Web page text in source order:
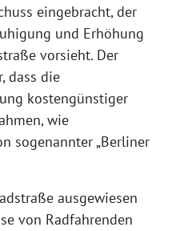
eingebracht, der
und Erhöhung
vorsieht. Der
dass die
kostengünstiger
wie
sogenannter „Berliner
ausgewiesen
von Radfahrenden